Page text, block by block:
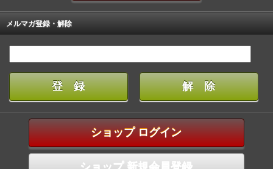
メルマガ登録・解除
ショップ ログイン